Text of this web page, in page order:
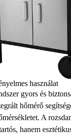
használat
gyors és
hőmérő
A
hanem